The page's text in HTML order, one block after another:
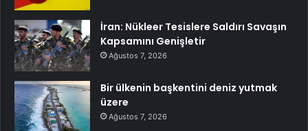
İran: Nükleer Tesislere Saldırı Savaşın
Kapsamını Genişletir
Ağustos 7, 2026
Bir ülkenin başkentini deniz yutmak
üzere
Ağustos 7, 2026